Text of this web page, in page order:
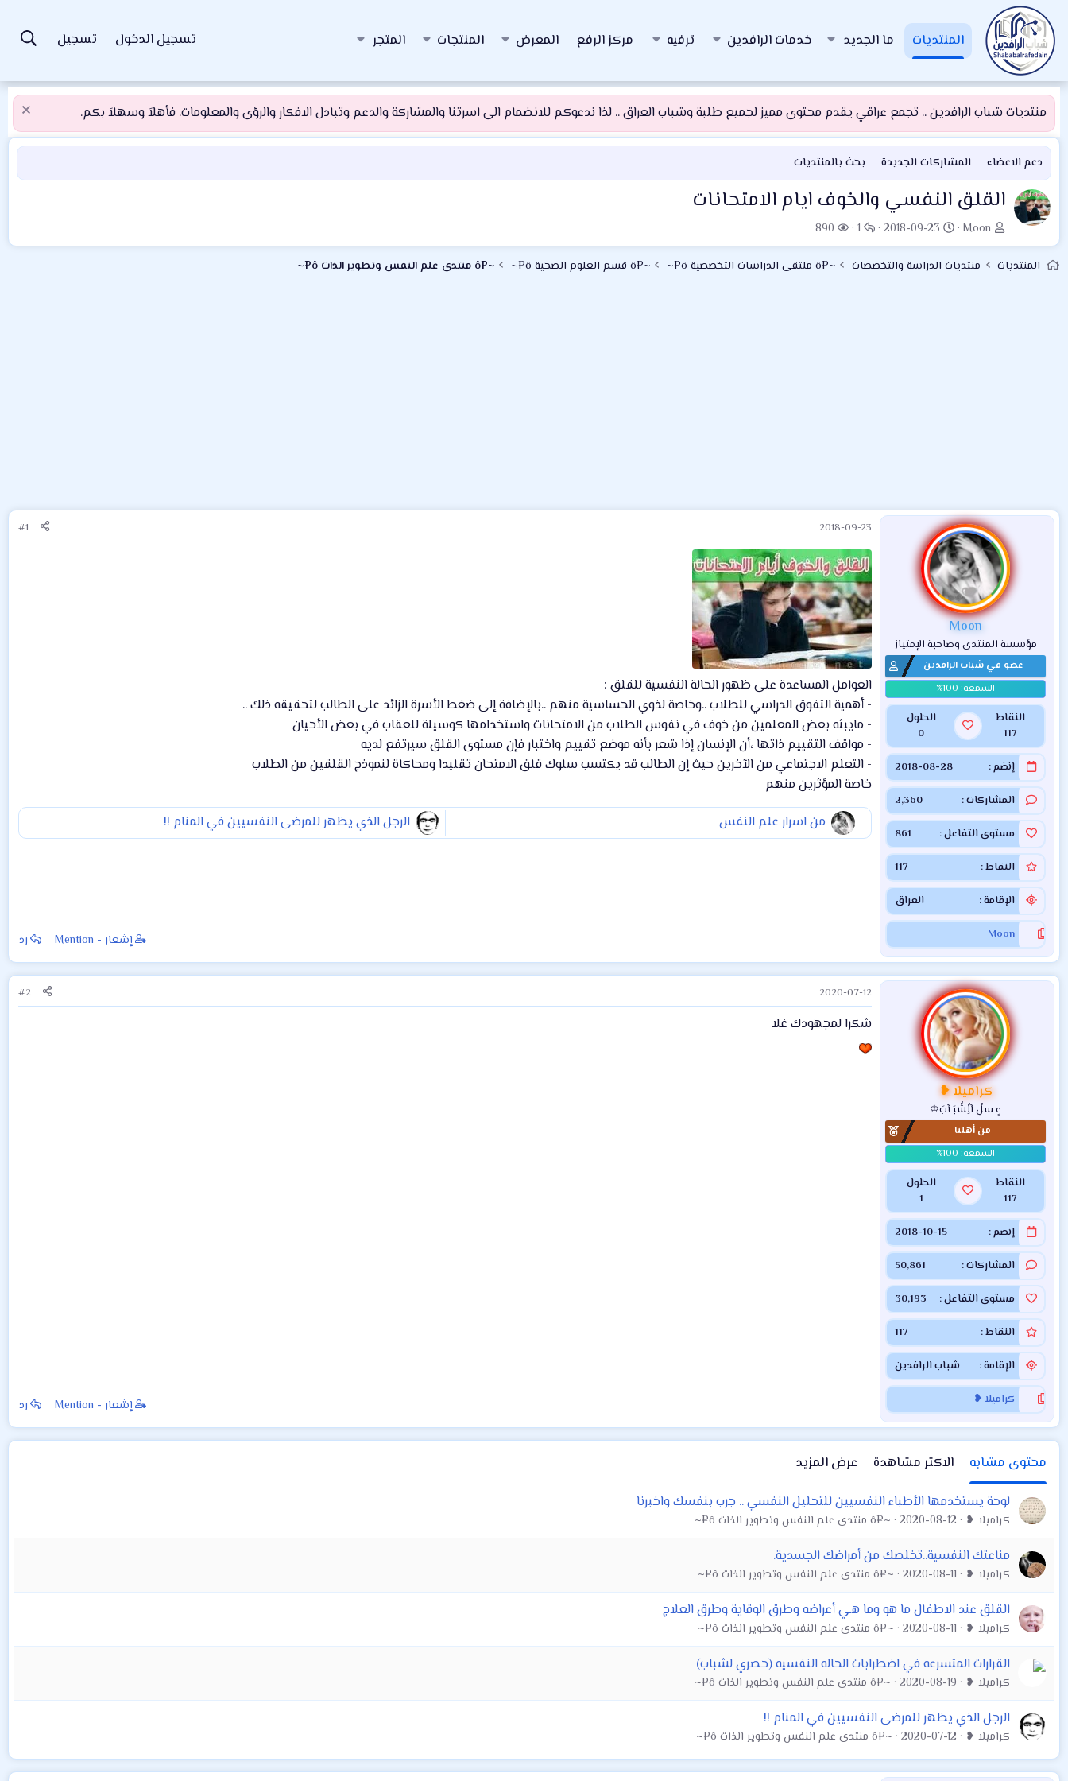
المنتديات ما الجديد خدمات الرافدين ترفيه مركز الرفع المعرض المنتجات المتجر تسجيل الدخول تسجيل
منتديات شباب الرافدين .. تجمع عراقي يقدم محتوى مميز لجميع طلبة وشباب العراق .. لذا ندعوكم للانضمام الى اسرتنا والمشاركة والدعم وتبادل الافكار والرؤى والمعلومات. فأهلاَ وسهلاَ بكم.
دعم الاعضاء المشاركات الجديدة بحث بالمنتديات
القلق النفسي والخوف ايام الامتحانات
ب
ا
د
Moon
ت
ا
ر
2018-09-23
ا
ل
ر
1
ا
ل
م
890
المنتديات منتديات الدراسة والتخصصات ~¤ô ملتقى الدراسات التخصصية ô¤~ ~¤ô قسم العلوم الصحية ô¤~ ~¤ô منتدى علم النفس وتطوير الذات ô¤~
Moon
مؤسسة المنتدى وصاحبة الإمتياز
عضو في شباب الرافدين
النقاط
117
الحلول
0
إنضم 2018-08-28
المشاركات 2,360
مستوى التفاعل 861
النقاط 117
الإقامة العراق
Moon
2018-09-23
#1
العوامل المساعدة على ظهور الحالة النفسية للقلق :
- أهمية التفوق الدراسي للطلاب ..وخاصة لذوي الحساسية منهم ..بالإضافة إلى ضغط الأسرة الزائد على الطالب لتحقيقه ذلك ..
- مايبثه بعض المعلمين من خوف في نفوس الطلاب من الامتحانات واستخدامها كوسيلة للعقاب في بعض الأحيان
- مواقف التقييم ذاتها ،أن الإنسان إذا شعر بأنه موضع تقييم واختبار فإن مستوى القلق سيرتفع لديه
- التعلم الاجتماعي من الآخرين حيث إن الطالب قد يكتسب سلوك قلق الامتحان تقليدا ومحاكاة لنموذج القلقين من الطلاب
خاصة المؤثرين منهم
من اسرار علم النفس
الرجل الذي يظهر للمرضى النفسيين في المنام !!
إشعار - Mention رد
كراميلا ❥
عٍـسلُِ آلُِشُبَـآبَ♔
من أهلنا
النقاط
117
الحلول
1
إنضم 2018-10-15
المشاركات 50,861
مستوى التفاعل 30,193
النقاط 117
الإقامة شباب الرافدين
كراميلا ❥
2020-07-12
#2
شكرا لمجهودك غلا
إشعار - Mention رد
محتوى مشابه الاكثر مشاهدة
عرض المزيد
لوحة يستخدمها الأطباء النفسيين للتحليل النفسي .. جرب بنفسك واخبرنا
كراميلا ❥ 2020-08-12 ~¤ô منتدى علم النفس وتطوير الذات ô¤~
مناعتك النفسية..تخلصك من أمراضك الجسدية.
كراميلا ❥ 2020-08-11 ~¤ô منتدى علم النفس وتطوير الذات ô¤~
القلق عند الاطفال ما هو وما هـي أعراضه وطرق الوقاية وطرق العلاج
كراميلا ❥ 2020-08-11 ~¤ô منتدى علم النفس وتطوير الذات ô¤~
القرارات المتسرعه في اضطرابات الحاله النفسيه (حصري لشباب)
كراميلا ❥ 2020-08-19 ~¤ô منتدى علم النفس وتطوير الذات ô¤~
الرجل الذي يظهر للمرضى النفسيين في المنام !!
كراميلا ❥ 2020-07-12 ~¤ô منتدى علم النفس وتطوير الذات ô¤~